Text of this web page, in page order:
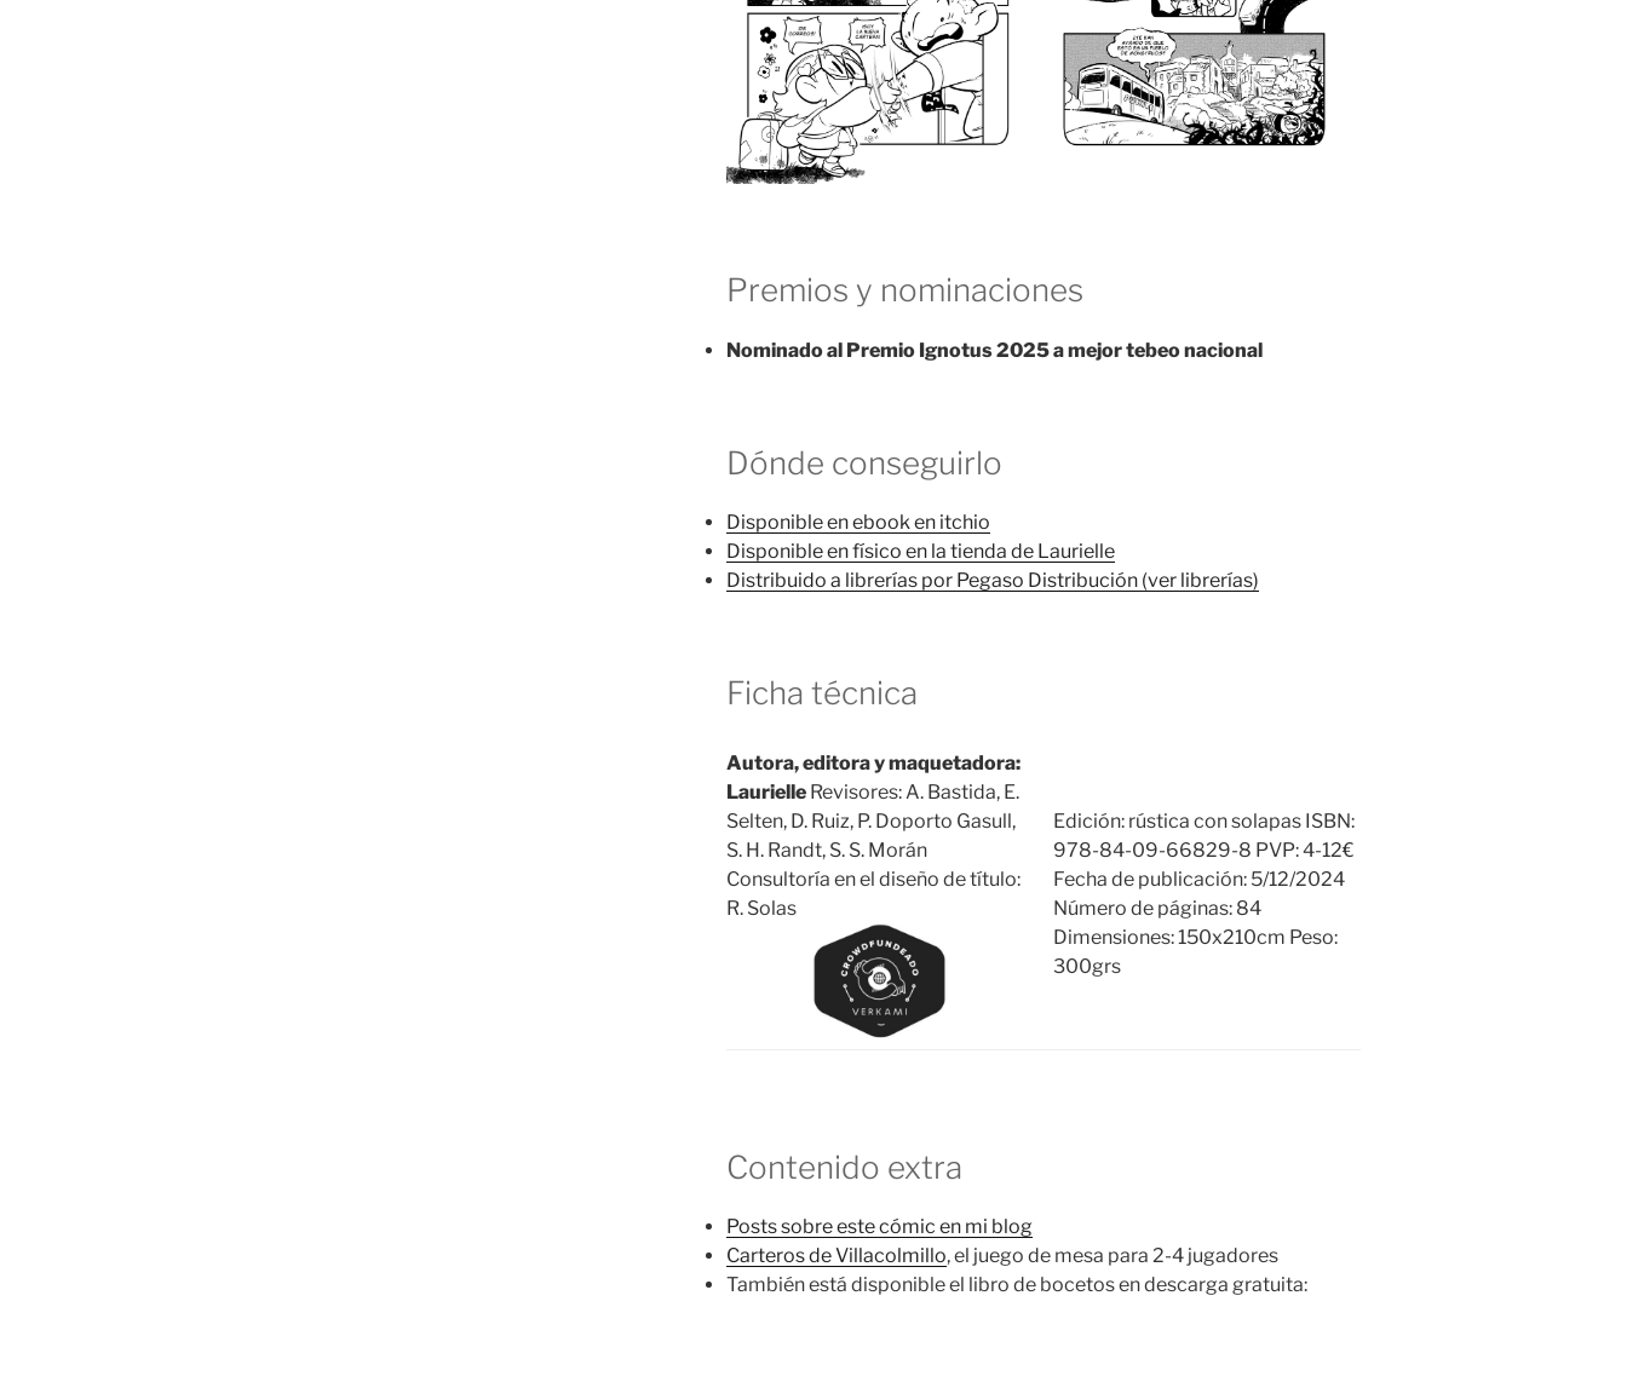
Premios y nominaciones
Nominado al Premio Ignotus 2025 a mejor tebeo nacional
Dónde conseguirlo
Disponible en ebook en itchio
Disponible en físico en la tienda de Laurielle
Distribuido a librerías por Pegaso Distribución (ver librerías)
Ficha técnica
Autora, editora y maquetadora:
Laurielle Revisores: A. Bastida, E.
Selten, D. Ruiz, P. Doporto Gasull,
S. H. Randt, S. S. Morán
Consultoría en el diseño de título:
R. Solas
Edición: rústica con solapas ISBN:
978-84-09-66829-8 PVP: 4-12€
Fecha de publicación: 5/12/2024
Número de páginas: 84
Dimensiones: 150x210cm Peso:
300grs
Contenido extra
Posts sobre este cómic en mi blog
Carteros de Villacolmillo, el juego de mesa para 2-4 jugadores
También está disponible el libro de bocetos en descarga gratuita: